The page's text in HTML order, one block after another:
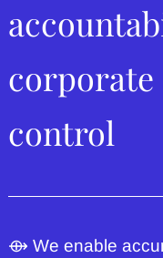
corporate
control
⟴ We enable